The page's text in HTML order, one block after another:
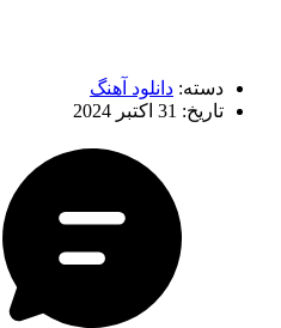
دسته: دانلود آهنگ
تاریخ: 31 اکتبر 2024